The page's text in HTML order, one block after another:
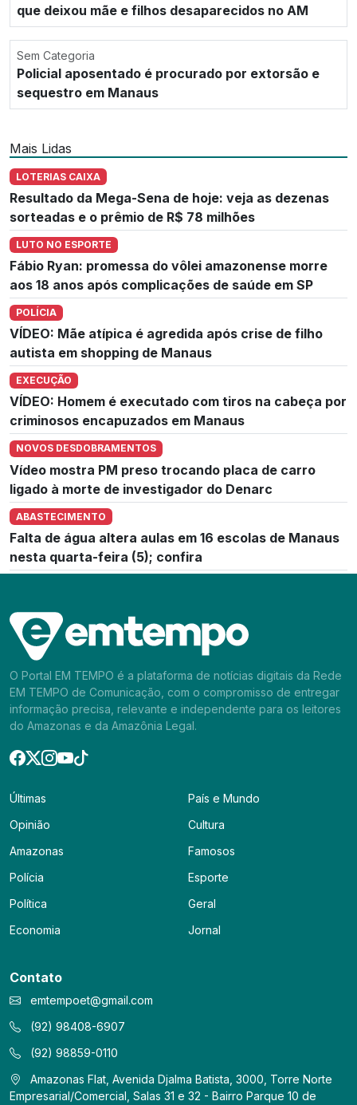
que deixou mãe e filhos desaparecidos no AM
Sem Categoria
Policial aposentado é procurado por extorsão e
sequestro em Manaus
Mais Lidas
LOTERIAS CAIXA
Resultado da Mega-Sena de hoje: veja as dezenas
sorteadas e o prêmio de R$ 78 milhões
LUTO NO ESPORTE
Fábio Ryan: promessa do vôlei amazonense morre
aos 18 anos após complicações de saúde em SP
POLÍCIA
VÍDEO: Mãe atípica é agredida após crise de filho
autista em shopping de Manaus
EXECUÇÃO
VÍDEO: Homem é executado com tiros na cabeça por
criminosos encapuzados em Manaus
NOVOS DESDOBRAMENTOS
Vídeo mostra PM preso trocando placa de carro
ligado à morte de investigador do Denarc
ABASTECIMENTO
Falta de água altera aulas em 16 escolas de Manaus
nesta quarta-feira (5); confira
O Portal EM TEMPO é a plataforma de notícias digitais da Rede
EM TEMPO de Comunicação, com o compromisso de entregar
informação precisa, relevante e independente para os leitores
do Amazonas e da Amazônia Legal.
Últimas
Opinião
Amazonas
Polícia
Política
Economia
País e Mundo
Cultura
Famosos
Esporte
Geral
Jornal
Contato
emtempoet@gmail.com
(92) 98408-6907
(92) 98859-0110
Amazonas Flat, Avenida Djalma Batista, 3000, Torre Norte
Empresarial/Comercial, Salas 31 e 32 - Bairro Parque 10 de